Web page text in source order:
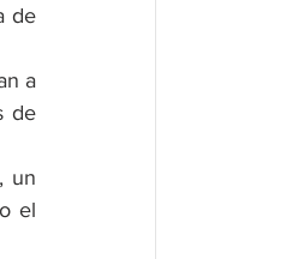
de
a
de
un
el